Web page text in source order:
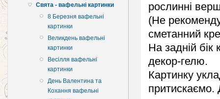
Свята - вафельні картинки
8 Березня вафельні
картинки
Великдень вафельні
картинки
Весілля вафельні
картинки
День Валентина та
Кохання вафельні
рослинні
(Не
сметанний
На задній
декор-гелю.
Картинку
притискаємо.